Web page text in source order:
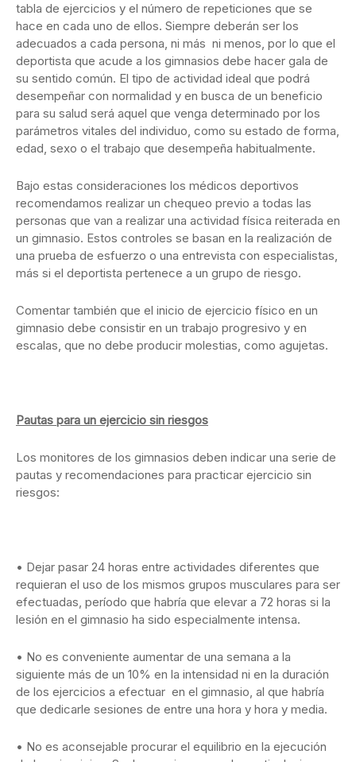
tabla de ejercicios y el número de repeticiones que se
hace en cada uno de ellos. Siempre deberán ser los
adecuados a cada persona, ni más ni menos, por lo que el
deportista que acude a los gimnasios debe hacer gala de
su sentido común. El tipo de actividad ideal que podrá
desempeñar con normalidad y en busca de un beneficio
para su salud será aquel que venga determinado por los
parámetros vitales del individuo, como su estado de forma,
edad, sexo o el trabajo que desempeña habitualmente.
Bajo estas consideraciones los médicos deportivos
recomendamos realizar un chequeo previo a todas las
personas que van a realizar una actividad física reiterada en
un gimnasio. Estos controles se basan en la realización de
una prueba de esfuerzo o una entrevista con especialistas,
más si el deportista pertenece a un grupo de riesgo.
Comentar también que el inicio de ejercicio físico en un
gimnasio debe consistir en un trabajo progresivo y en
escalas, que no debe producir molestias, como agujetas.
Pautas para un ejercicio sin riesgos
Los monitores de los gimnasios deben indicar una serie de
pautas y recomendaciones para practicar ejercicio sin
riesgos:
• Dejar pasar 24 horas entre actividades diferentes que
requieran el uso de los mismos grupos musculares para ser
efectuadas, período que habría que elevar a 72 horas si la
lesión en el gimnasio ha sido especialmente intensa.
• No es conveniente aumentar de una semana a la
siguiente más de un 10% en la intensidad ni en la duración
de los ejercicios a efectuar en el gimnasio, al que habría
que dedicarle sesiones de entre una hora y hora y media.
• No es aconsejable procurar el equilibrio en la ejecución